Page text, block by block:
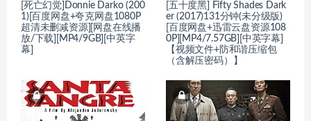
[死亡幻觉]Donnie Darko (200
1)[百度网盘+夸克网盘1080P
超清未删减资源][网盘在线播
放/下载][MP4/9GB][中英字
幕]
[五十度黑] Fifty Shades Dark
er (2017)131分钟(未分级版)
[百度网盘+迅雷云盘资源108
0P][MP4/7.57GB][中英字幕]
【视频文件+防和谐压缩包
（含解压密码）】